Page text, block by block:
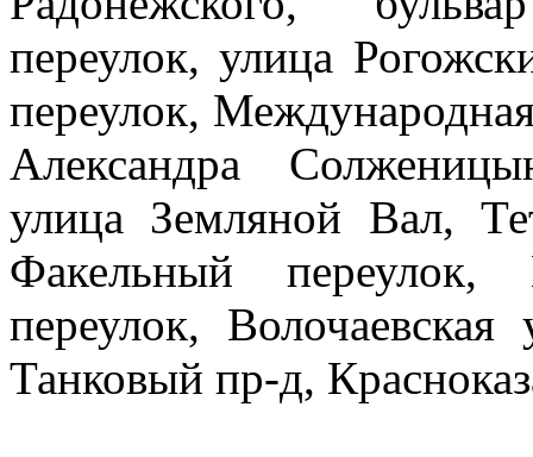
переулок, улица
переулок,
Александра
улица Земляной Вал,
Факельный переулок,
переулок,
Танковый пр-д,